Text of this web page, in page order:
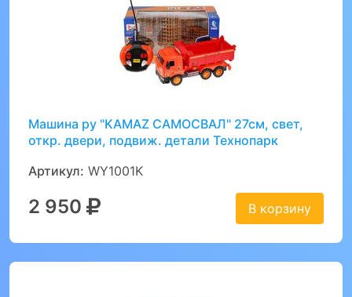
Машина ру "KAMAZ САМОСВАЛ" 27см, свет,
откр. двери, подвиж. детали Технопарк
Артикул: WY1001K
2 950 В корзину